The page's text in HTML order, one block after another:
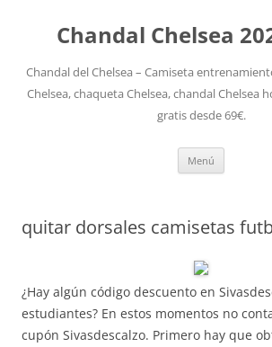
Chandal Chelsea
Chandal del Chelsea – Camiseta
Chelsea, chaqueta Chelsea, chandal Chelsea
gratis desde 69€.
Menú
quitar dorsales camisetas
¿Hay algún código descuento en
estudiantes? En estos momentos no
cupón Sivasdescalzo. Primero hay que